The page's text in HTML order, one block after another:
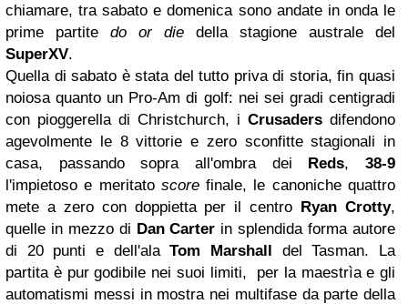
chiamare, tra sabato e domenica sono andate in onda le
prime partite do or die della stagione australe del
SuperXV.
Quella di sabato è stata del tutto priva di storia, fin quasi
noiosa quanto un Pro-Am di golf: nei sei gradi centigradi
con pioggerella di Christchurch, i Crusaders difendono
agevolmente le 8 vittorie e zero sconfitte stagionali in
casa, passando sopra all'ombra dei Reds,38-9
l'impietoso e meritatoscorefinale, le canoniche quattro
mete a zero con doppietta per il centro Ryan Crotty,
quelle in mezzo di Dan Carter in splendida forma autore
di 20 punti e dell'alaTom Marshall del Tasman. La
partita è pur godibile nei suoi limiti, per la maestrìa e gli
automatismi messi in mostra nei multifase da parte della